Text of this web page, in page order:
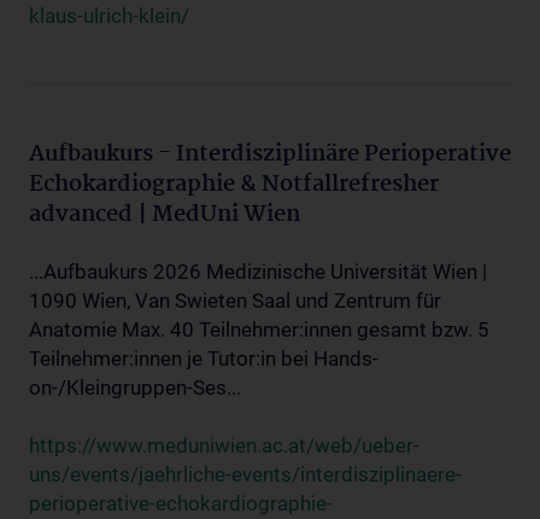
klaus-ulrich-klein/
Aufbaukurs - Interdisziplinäre Perioperative
Echokardiographie & Notfallrefresher
advanced | MedUni Wien
...Aufbaukurs 2026 Medizinische Universität Wien |
1090 Wien, Van Swieten Saal und Zentrum für
Anatomie Max. 40 Teilnehmer:innen gesamt bzw. 5
Teilnehmer:innen je Tutor:in bei Hands-
on-/Kleingruppen-Ses...
https://www.meduniwien.ac.at/web/ueber-
uns/events/jaehrliche-events/interdisziplinaere-
perioperative-echokardiographie-